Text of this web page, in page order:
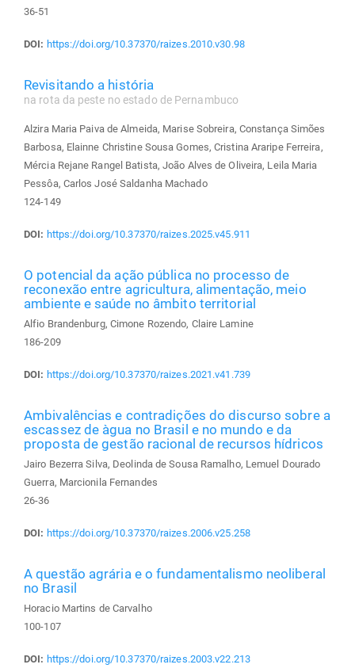
36-51
DOI: https://doi.org/10.37370/raizes.2010.v30.98
Revisitando a história
na rota da peste no estado de Pernambuco
Alzira Maria Paiva de Almeida, Marise Sobreira, Constança Simões
Barbosa, Elainne Christine Sousa Gomes, Cristina Araripe Ferreira,
Mércia Rejane Rangel Batista, João Alves de Oliveira, Leila Maria
Pessôa, Carlos José Saldanha Machado
124-149
DOI: https://doi.org/10.37370/raizes.2025.v45.911
O potencial da ação pública no processo de
reconexão entre agricultura, alimentação, meio
ambiente e saúde no âmbito territorial
Alfio Brandenburg, Cimone Rozendo, Claire Lamine
186-209
DOI: https://doi.org/10.37370/raizes.2021.v41.739
Ambivalências e contradições do discurso sobre a
escassez de àgua no Brasil e no mundo e da
proposta de gestão racional de recursos hídricos
Jairo Bezerra Silva, Deolinda de Sousa Ramalho, Lemuel Dourado
Guerra, Marcionila Fernandes
26-36
DOI: https://doi.org/10.37370/raizes.2006.v25.258
A questão agrária e o fundamentalismo neoliberal
no Brasil
Horacio Martins de Carvalho
100-107
DOI: https://doi.org/10.37370/raizes.2003.v22.213